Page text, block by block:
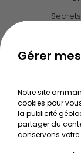
Gérer
Notre site
cookies pour
la publicité
partager du
conservons